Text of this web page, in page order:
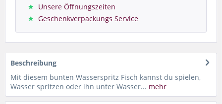
Unsere Öffnungszeiten
Geschenkverpackungs Service
Beschreibung
Mit diesem bunten Wasserspritz Fisch kannst du spielen,
Wasser spritzen oder ihn unter Wasser... mehr